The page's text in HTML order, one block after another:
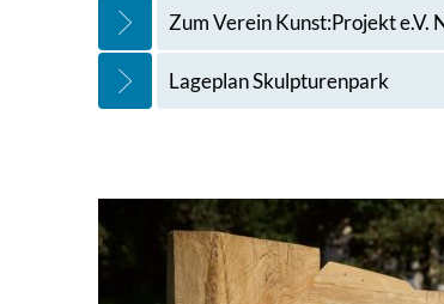
Zum Verein Kunst:Projekt e.V.
Lageplan Skulpturenpark